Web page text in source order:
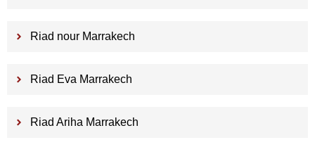
Riad nour Marrakech
Riad Eva Marrakech
Riad Ariha Marrakech